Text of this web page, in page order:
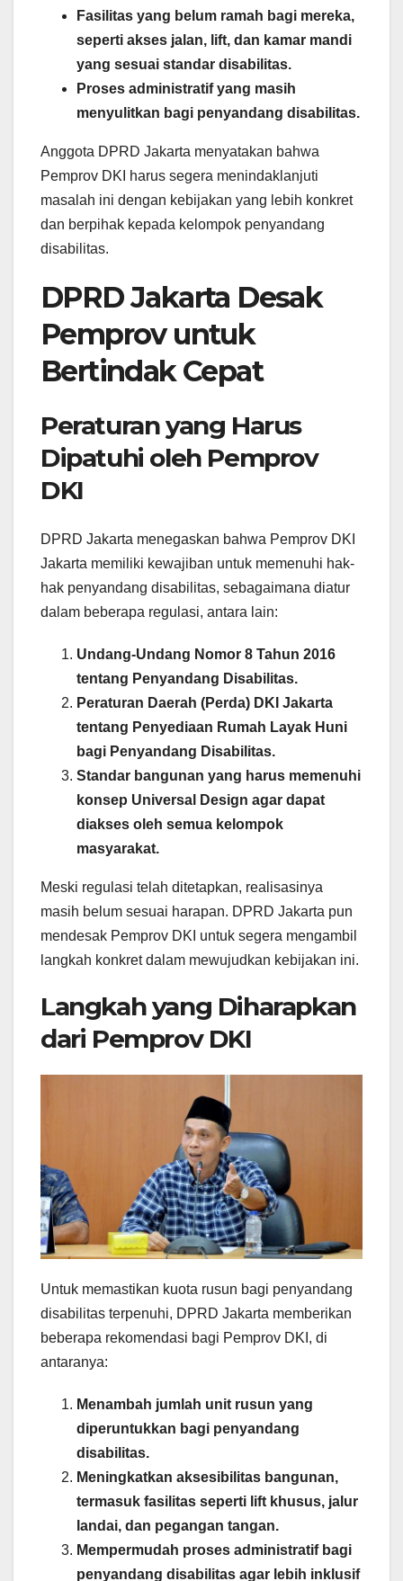
Fasilitas yang belum ramah bagi mereka,
seperti akses jalan, lift, dan kamar mandi
yang sesuai standar disabilitas.
Proses administratif yang masih
menyulitkan bagi penyandang disabilitas.
Anggota DPRD Jakarta menyatakan bahwa
Pemprov DKI harus segera menindaklanjuti
masalah ini dengan kebijakan yang lebih konkret
dan berpihak kepada kelompok penyandang
disabilitas.
DPRD Jakarta Desak
Pemprov untuk
Bertindak Cepat
Peraturan yang Harus
Dipatuhi oleh Pemprov
DKI
DPRD Jakarta menegaskan bahwa Pemprov DKI
Jakarta memiliki kewajiban untuk memenuhi hak-
hak penyandang disabilitas, sebagaimana diatur
dalam beberapa regulasi, antara lain:
Undang-Undang Nomor 8 Tahun 2016
tentang Penyandang Disabilitas.
Peraturan Daerah (Perda) DKI Jakarta
tentang Penyediaan Rumah Layak Huni
bagi Penyandang Disabilitas.
Standar bangunan yang harus memenuhi
konsep Universal Design agar dapat
diakses oleh semua kelompok
masyarakat.
Meski regulasi telah ditetapkan, realisasinya
masih belum sesuai harapan. DPRD Jakarta pun
mendesak Pemprov DKI untuk segera mengambil
langkah konkret dalam mewujudkan kebijakan ini.
Langkah yang Diharapkan
dari Pemprov DKI
Untuk memastikan kuota rusun bagi penyandang
disabilitas terpenuhi, DPRD Jakarta memberikan
beberapa rekomendasi bagi Pemprov DKI, di
antaranya:
Menambah jumlah unit rusun yang
diperuntukkan bagi penyandang
disabilitas.
Meningkatkan aksesibilitas bangunan,
termasuk fasilitas seperti lift khusus, jalur
landai, dan pegangan tangan.
Mempermudah proses administratif bagi
penyandang disabilitas agar lebih inklusif